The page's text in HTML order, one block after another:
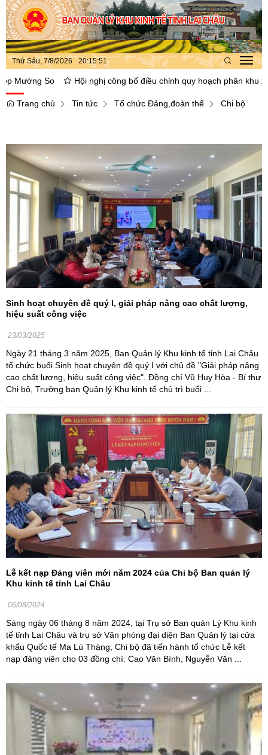
Thứ Sáu, 7/8/2026 20:15:52
Hội nghị công bố điều chỉnh quy hoạch phân khu xây dựng
Trang chủ Tin tức Tổ chức Đảng,đoàn thể Chi bộ
Sinh hoạt chuyên đề quý I, giải pháp nâng cao chất lượng,
hiệu suất công việc
23/03/2025
Ngày 21 tháng 3 năm 2025, Ban Quản lý Khu kinh tế tỉnh Lai Châu
tổ chức buổi Sinh hoạt chuyên đề quý I với chủ đề "Giải pháp nâng
cao chất lượng, hiệu suất công việc". Đồng chí Vũ Huy Hòa - Bí thư
Chi bộ, Trưởng ban Quản lý Khu kinh tế chủ trì buổi ...
Lễ kết nạp Đảng viên mới năm 2024 của Chi bộ Ban quản lý
Khu kinh tế tỉnh Lai Châu
06/08/2024
Sáng ngày 06 tháng 8 năm 2024, tại Trụ sở Ban quản Lý Khu kinh
tế tỉnh Lai Châu và trụ sở Văn phòng đại diện Ban Quản lý tại cửa
khẩu Quốc tế Ma Lù Thàng; Chi bộ đã tiến hành tổ chức Lễ kết
nạp đảng viên cho 03 đồng chí: Cao Văn Bình, Nguyễn Văn ...